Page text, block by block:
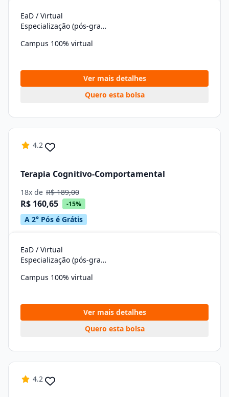
EaD / Virtual
Especialização (pós-graduação)
Campus 100% virtual
Ver mais detalhes
Quero esta bolsa
4.2
Terapia Cognitivo-Comportamental
18x de R$ 189,00
R$ 160,65 -15%
A 2° Pós é Grátis
EaD / Virtual
Especialização (pós-graduação)
Campus 100% virtual
Ver mais detalhes
Quero esta bolsa
4.2